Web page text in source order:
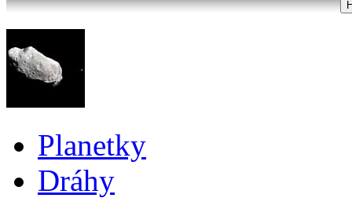
Planetky
Dráhy